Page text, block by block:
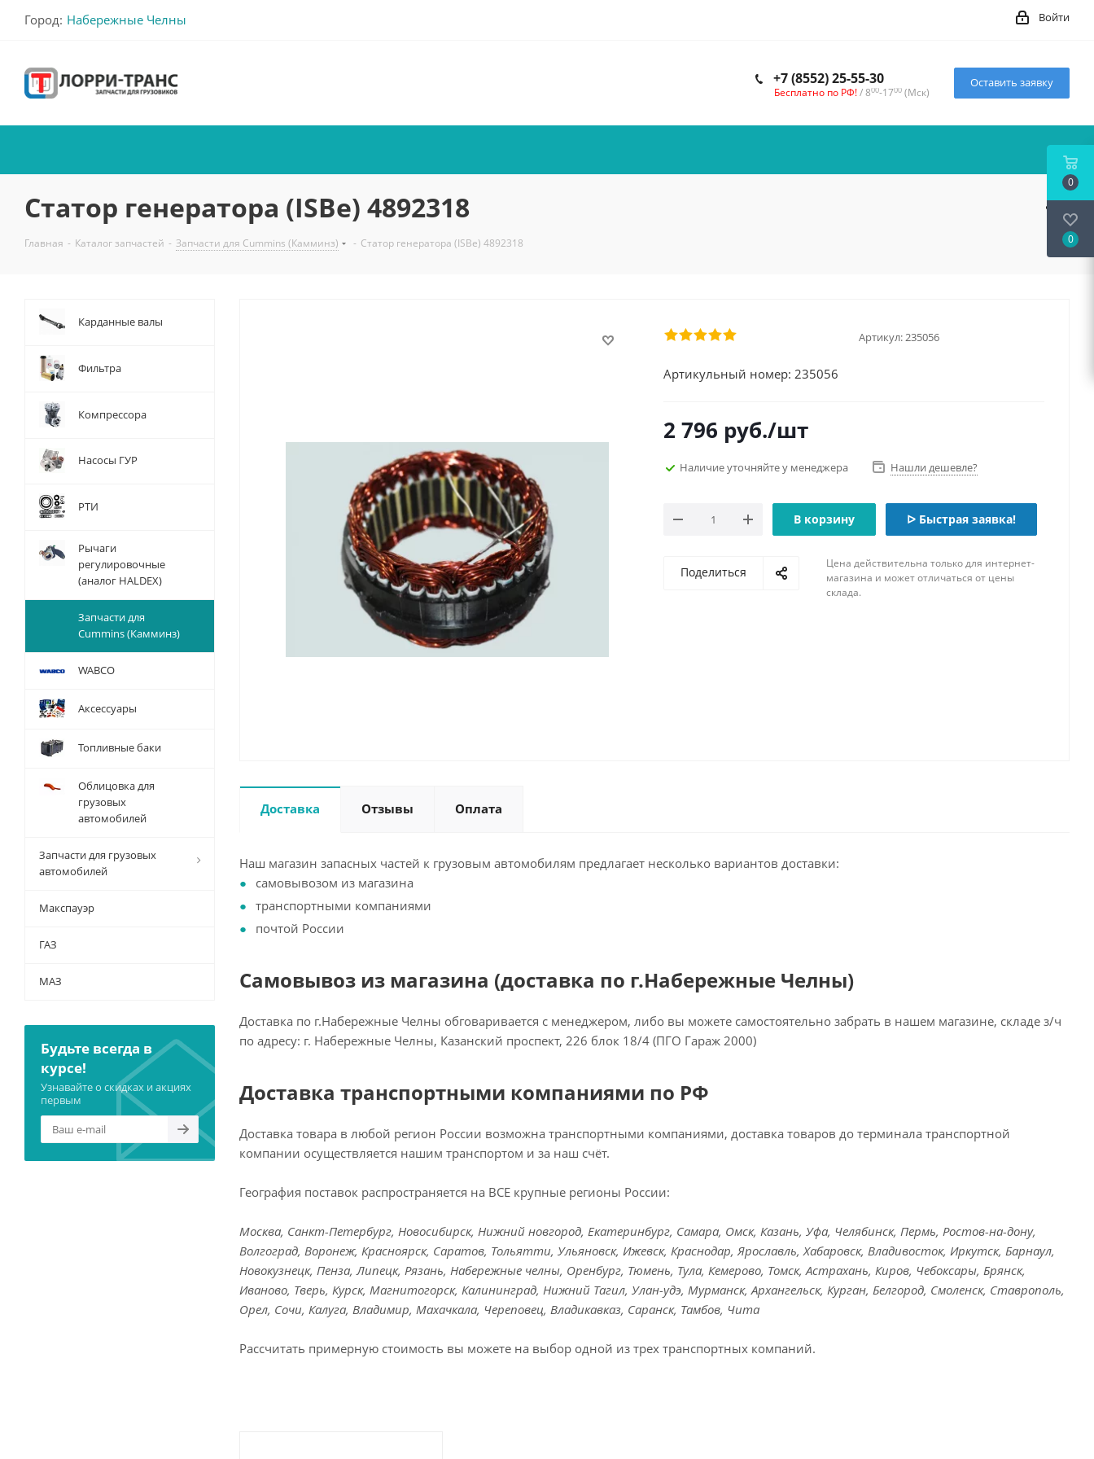
Город: Набережные Челны Войти
+7 (8552) 25-55-30
Бесплатно по РФ!/ 800-1700 (Мск)
Оставить заявку
Статор генератора (ISBe) 4892318
Главная - Каталог запчастей - Запчасти для Cummins (Камминз) - Статор генератора (ISBe) 4892318
Артикул: 235056
Артикульный номер: 235056
2 796 руб./шт
Наличие уточняйте у менеджера Нашли дешевле?
В корзину ᐅ Быстрая заявка!
Поделиться
Цена действительна только для интернет-
магазина и может отличаться от цены
склада.
Доставка Отзывы Оплата
Наш магазин запасных частей к грузовым автомобилям предлагает несколько вариантов доставки:
самовывозом из магазина
транспортными компаниями
почтой России
Самовывоз из магазина (доставка по г.Набережные Челны)
Доставка по г.Набережные Челны обговаривается с менеджером, либо вы можете самостоятельно забрать в нашем магазине, складе з/ч
по адресу: г. Набережные Челны, Казанский проспект, 226 блок 18/4 (ПГО Гараж 2000)
Доставка транспортными компаниями по РФ
Доставка товара в любой регион России возможна транспортными компаниями, доставка товаров до терминала транспортной
компании осуществляется нашим транспортом и за наш счёт.
География поставок распространяется на ВСЕ крупные регионы России:
Москва, Санкт-Петербург, Новосибирск, Нижний новгород, Екатеринбург, Самара, Омск, Казань, Уфа, Челябинск, Пермь, Ростов-на-дону,
Волгоград, Воронеж, Красноярск, Саратов, Тольятти, Ульяновск, Ижевск, Краснодар, Ярославль, Хабаровск, Владивосток, Иркутск, Барнаул,
Новокузнецк, Пенза, Липецк, Рязань, Набережные челны, Оренбург, Тюмень, Тула, Кемерово, Томск, Астрахань, Киров, Чебоксары, Брянск,
Иваново, Тверь, Курск, Магнитогорск, Калининград, Нижний Тагил, Улан-удэ, Мурманск, Архангельск, Курган, Белгород, Смоленск, Ставрополь,
Орел, Сочи, Калуга, Владимир, Махачкала, Череповец, Владикавказ, Саранск, Тамбов, Чита
Рассчитать примерную стоимость вы можете на выбор одной из трех транспортных компаний.
Карданные валы
Фильтра
Компрессора
Насосы ГУР
РТИ
Рычаги
регулировочные
(аналог HALDEX)
Запчасти для
Cummins (Камминз)
WABCO
Аксессуары
Топливные баки
Облицовка для
грузовых
автомобилей
Запчасти для грузовых
автомобилей
Макспауэр
ГАЗ
МАЗ
Будьте всегда в
курсе!
Узнавайте о скидках и акциях
первым
0
0